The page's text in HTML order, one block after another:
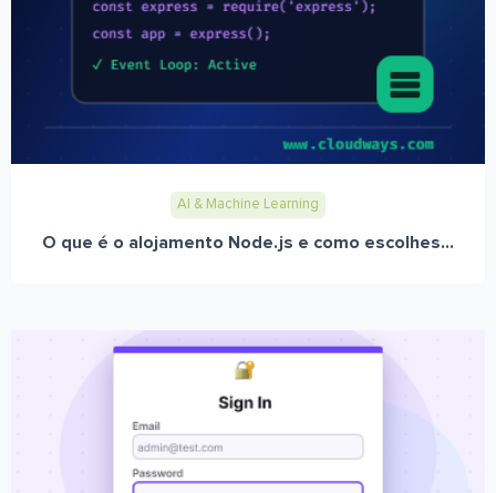
AI & Machine Learning
O que é o alojamento Node.js e como escolhes...